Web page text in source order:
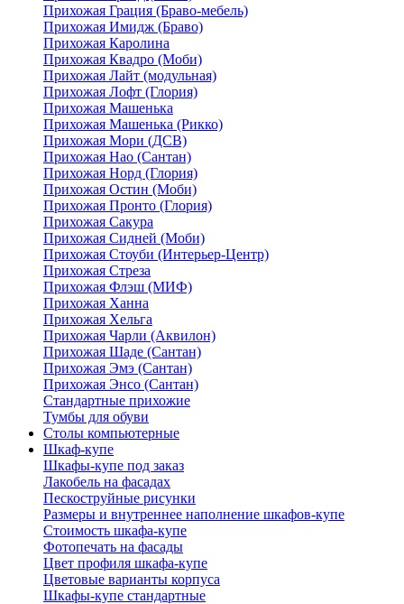
Прихожая Грация (Браво-мебель)
Прихожая Имидж (Браво)
Прихожая Каролина
Прихожая Квадро (Моби)
Прихожая Лайт (модульная)
Прихожая Лофт (Глория)
Прихожая Машенька
Прихожая Машенька (Рикко)
Прихожая Мори (ДСВ)
Прихожая Нао (Сантан)
Прихожая Норд (Глория)
Прихожая Остин (Моби)
Прихожая Пронто (Глория)
Прихожая Сакура
Прихожая Сидней (Моби)
Прихожая Стоуби (Интерьер-Центр)
Прихожая Стреза
Прихожая Флэш (МИФ)
Прихожая Ханна
Прихожая Хельга
Прихожая Чарли (Аквилон)
Прихожая Шаде (Сантан)
Прихожая Эмэ (Сантан)
Прихожая Энсо (Сантан)
Стандартные прихожие
Тумбы для обуви
Столы компьютерные
Шкаф-купе
Шкафы-купе под заказ
Лакобель на фасадах
Пескоструйные рисунки
Размеры и внутреннее наполнение шкафов-купе
Стоимость шкафа-купе
Фотопечать на фасады
Цвет профиля шкафа-купе
Цветовые варианты корпуса
Шкафы-купе стандартные